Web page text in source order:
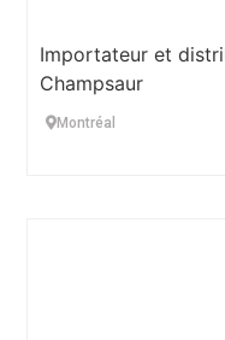
Importateur et
Champsaur
Montréal